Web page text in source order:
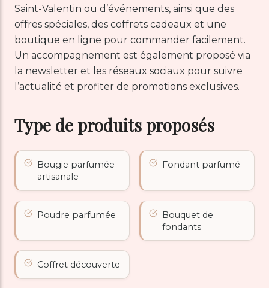
Saint-Valentin ou d’événements, ainsi que des
offres spéciales, des coffrets cadeaux et une
boutique en ligne pour commander facilement.
Un accompagnement est également proposé via
la newsletter et les réseaux sociaux pour suivre
l’actualité et profiter de promotions exclusives.
Type de produits proposés
Bougie parfumée
artisanale
Fondant parfumé
Poudre parfumée
Bouquet de
fondants
Coffret découverte